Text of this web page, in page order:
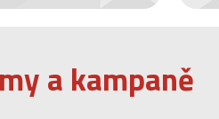
a kampaně